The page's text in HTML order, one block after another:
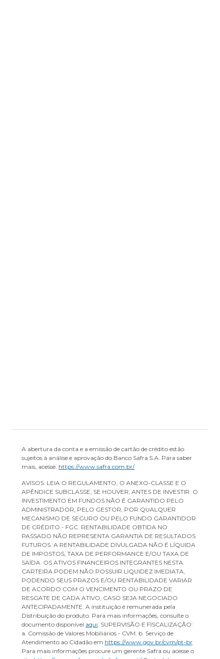
A abertura da conta e a emissão de cartão de crédito estão
sujeitos à análise e aprovação do Banco Safra S.A. Para saber
mais, acesse: https://www.safra.com.br/
AVISOS: LEIA O REGULAMENTO, O ANEXO-CLASSE E O
APÊNDICE SUBCLASSE, SE HOUVER, ANTES DE INVESTIR. O
INVESTIMENTO EM FUNDOS NÃO É GARANTIDO PELO
ADMINISTRADOR, PELO GESTOR, POR QUALQUER
MECANISMO DE SEGURO OU PELO FUNDO GARANTIDOR
DE CRÉDITO - FGC. RENTABILIDADE OBTIDA NO
PASSADO NÃO REPRESENTA GARANTIA DE RESULTADOS
FUTUROS. A RENTABILIDADE DIVULGADA NÃO É LÍQUIDA
DE IMPOSTOS, TAXA DE PERFORMANCE E/OU TAXA DE
SAÍDA. OS ATIVOS FINANCEIROS INTEGRANTES NESTA
CARTEIRA PODEM NÃO POSSUIR LIQUIDEZ IMEDIATA,
PODENDO SEUS PRAZOS E/OU RENTABILIDADE VARIAR
DE ACORDO COM O VENCIMENTO OU PRAZO DE
RESGATE DE CADA ATIVO, CASO SEJA NEGOCIADO
ANTECIPADAMENTE. A instituição é remunerada pela
Distribuição do produto. Para mais informações, consulte o
documento disponível aqui . SUPERVISÃO E FISCALIZAÇÃO:
a. Comissão de Valores Mobiliários - CVM. b. Serviço de
Atendimento ao Cidadão em https://www.gov.br/cvm/pt-br
Para mais informações procure um gerente Safra ou acesse o